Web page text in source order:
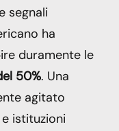
segnali
ha
duramente le
50%. Una
agitato
istituzioni